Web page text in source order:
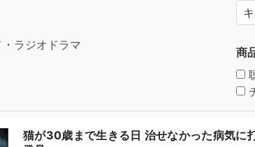
ラジオドラマ
商
猫が30歳まで生きる日 治せなかった病気に